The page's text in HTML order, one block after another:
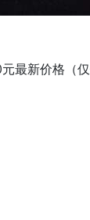
新价格（仅